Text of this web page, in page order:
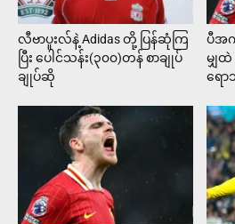
လီဗာပူးလ်နဲ့ Adidas တို့ ပြန်ဆုံကြ
ပြီး ပေါင်သန်း(၃၀၀)တန် စာချုပ်
ချုပ်ဆို
ပီအ
မျှ
ရေ